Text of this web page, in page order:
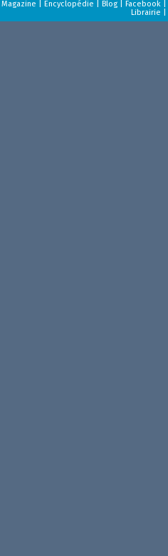
Magazine Encyclopédie Blog| Facebook|
Librairie